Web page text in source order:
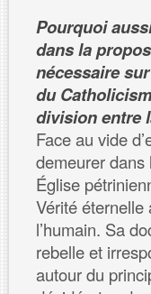
Pourquoi
dans la
nécessaire
du
division entre
Face au vide
demeurer
Église
Vérité
l’humain. Sa
rebelle et
autour du